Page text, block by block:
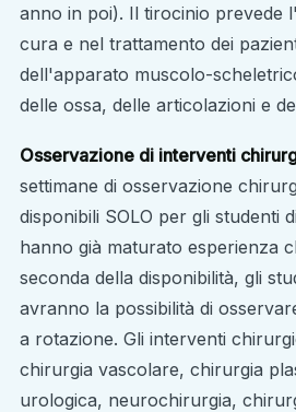
anno in poi). Il tirocinio prevede
cura e nel trattamento dei
dell'apparato muscolo-
delle ossa, delle articolazioni e
Osservazione di interventi
settimane di osservazione
disponibili SOLO per gli studenti
hanno già maturato esperienza
seconda della disponibilità, gli
avranno la possibilità di
a rotazione. Gli interventi
chirurgia vascolare, chirurgia
urologica, neurochirurgia,